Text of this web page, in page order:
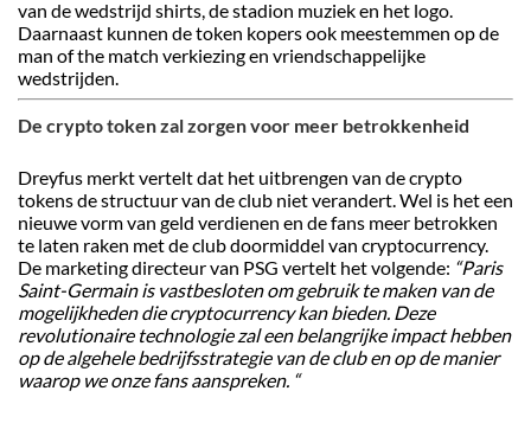
van de wedstrijd shirts, de stadion muziek en het logo.
Daarnaast kunnen de token kopers ook meestemmen op de
man of the match verkiezing en vriendschappelijke
wedstrijden.
De crypto token zal zorgen voor meer betrokkenheid
Dreyfus merkt vertelt dat het uitbrengen van de crypto
tokens de structuur van de club niet verandert. Wel is het een
nieuwe vorm van geld verdienen en de fans meer betrokken
te laten raken met de club doormiddel van cryptocurrency.
De marketing directeur van PSG vertelt het volgende: “Paris
Saint-Germain is vastbesloten om gebruik te maken van de
mogelijkheden die cryptocurrency kan bieden. Deze
revolutionaire technologie zal een belangrijke impact hebben
op de algehele bedrijfsstrategie van de club en op de manier
waarop we onze fans aanspreken. “